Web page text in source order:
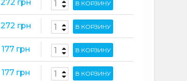
272 грн В КОРЗИНУ
272 грн В КОРЗИНУ
177 грн В КОРЗИНУ
177 грн В КОРЗИНУ